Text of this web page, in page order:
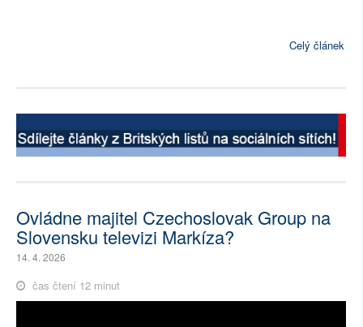
Celý článek
Ovládne majitel Czechoslovak Group na
Slovensku televizi Markíza?
14. 4. 2026
čas čtení 12 minut